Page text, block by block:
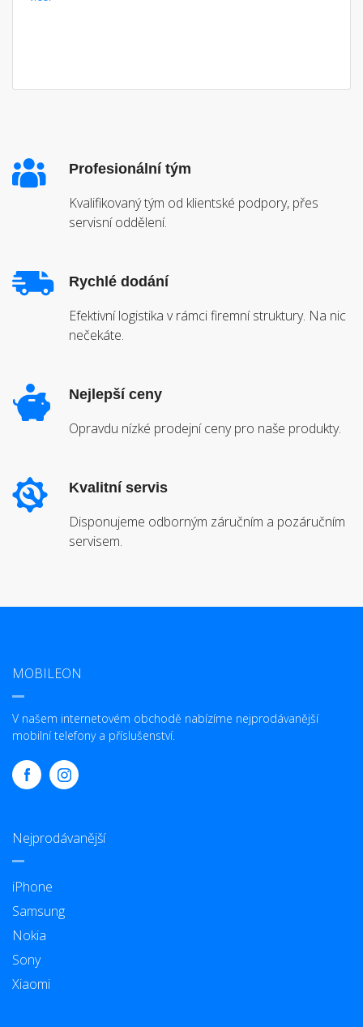
Profesionální tým
Kvalifikovaný tým od klientské podpory, přes
servisní oddělení.
Rychlé dodání
Efektivní logistika v rámci firemní struktury. Na nic
nečekáte.
Nejlepší ceny
Opravdu nízké prodejní ceny pro naše produkty.
Kvalitní servis
Disponujeme odborným záručním a pozáručním
servisem.
MOBILEON
V našem internetovém obchodě nabízíme nejprodávanější
mobilní telefony a příslušenství.
Nejprodávanější
iPhone
Samsung
Nokia
Sony
Xiaomi